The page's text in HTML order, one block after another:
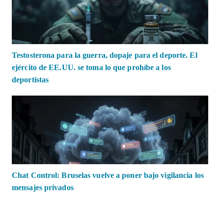
Testosterona para la guerra, dopaje para el deporte. El
ejército de EE.UU. se toma lo que prohíbe a los
deportistas
Chat Control: Bruselas vuelve a poner bajo vigilancia los
mensajes privados